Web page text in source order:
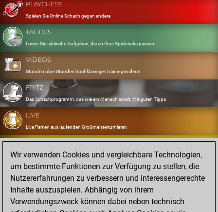
PLAYCHESS
Spielen Sie Online Schach gegen andere
TACTICS
Lösen Sie taktische Aufgaben, die zu Ihrer Spielstärke passen
VIDEOS
Stunden über Stunden hochklassiger Trainingsvideos
FRITZ
Das Schachprogramm, das wie ein Mensch spielt. Mit guten Tipps
LIVE
Live Partien aus laufenden Großmeisterturnieren
OPENINGS
Erfassen und Üben Sie Ihr Eröffnungsrepertoire
DATABASE
Acht Millionen starke Partien
MYGAMES
Speichern und analysieren Sie eigene Partien in der Cloud
Wir verwenden Cookies und vergleichbare Technologien,
um bestimmte Funktionen zur Verfügung zu stellen, die
Nutzererfahrungen zu verbessern und interessengerechte
Inhalte auszuspielen. Abhängig von ihrem
Verwendungszweck können dabei neben technisch